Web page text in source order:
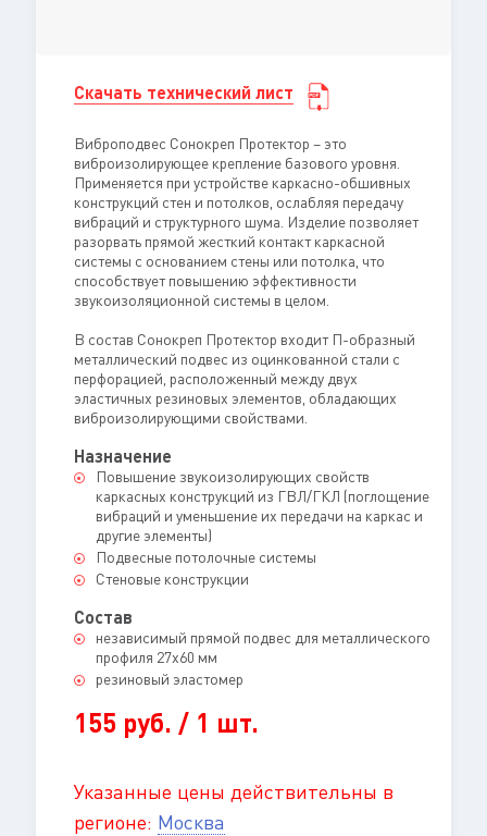
Скачать технический лист
Виброподвес Сонокреп Протектор – это
виброизолирующее крепление базового уровня.
Применяется при устройстве каркасно-обшивных
конструкций стен и потолков, ослабляя передачу
вибраций и структурного шума. Изделие позволяет
разорвать прямой жесткий контакт каркасной
системы с основанием стены или потолка, что
способствует повышению эффективности
звукоизоляционной системы в целом.
В состав Сонокреп Протектор входит П-образный
металлический подвес из оцинкованной стали с
перфорацией, расположенный между двух
эластичных резиновых элементов, обладающих
виброизолирующими свойствами.
Назначение
Повышение звукоизолирующих свойств
каркасных конструкций из ГВЛ/ГКЛ (поглощение
вибраций и уменьшение их передачи на каркас и
другие элементы)
Подвесные потолочные системы
Стеновые конструкции
Состав
независимый прямой подвес для металлического
профиля 27х60 мм
резиновый эластомер
155 руб. / 1 шт.
Указанные цены действительны в
регионе: Москва